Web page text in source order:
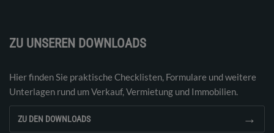
ZU UNSEREN DOWNLOADS
Hier finden Sie praktische Checklisten, Formulare und weitere
Unterlagen rund um Verkauf, Vermietung und Immobilien.
ZU DEN DOWNLOADS →